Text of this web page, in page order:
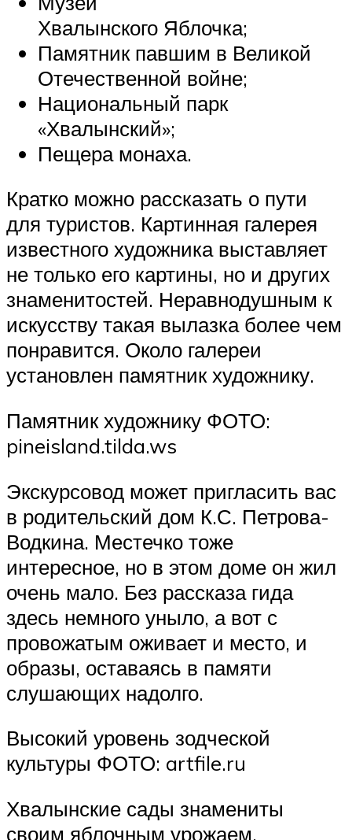
Хвалынского Яблочка;
Памятник павшим в Великой
Отечественной войне;
Национальный парк
«Хвалынский»;
Пещера монаха.
Кратко можно рассказать о пути
для туристов. Картинная галерея
известного художника выставляет
не только его картины, но и других
знаменитостей. Неравнодушным к
искусству такая вылазка более чем
понравится. Около галереи
установлен памятник художнику.
Памятник художнику ФОТО:
pineisland.tilda.ws
Экскурсовод может пригласить вас
в родительский дом К.С. Петрова-
Водкина. Местечко тоже
интересное, но в этом доме он жил
очень мало. Без рассказа гида
здесь немного уныло, а вот с
провожатым оживает и место, и
образы, оставаясь в памяти
слушающих надолго.
Высокий уровень зодческой
культуры ФОТО: artfile.ru
Хвалынские сады знамениты
своим яблочным урожаем.